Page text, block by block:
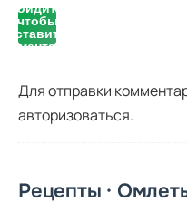
Войдите,
чтобы
оставить
Для отправки
авторизоваться.
Рецепты ·